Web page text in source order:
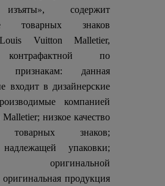
, содержит
товарных знаков
Vuitton Malletier,
контрафактной по
признакам: данная
входит в дизайнерские
компанией
низкое качество
товарных знаков;
надлежащей упаковки;
оригинальной
продукция